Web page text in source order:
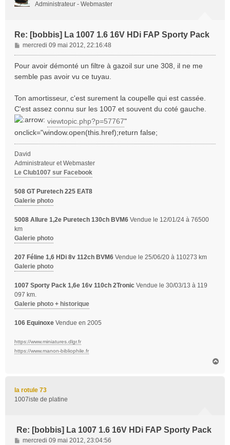
Administrateur - Webmaster
Re: [bobbis] La 1007 1.6 16V HDi FAP Sporty Pack
M
e
s
e
mercredi 09 mai 2012, 22:16:48
Pour avoir démonté un filtre à gazoil sur une 308, il ne me
semble pas avoir vu ce tuyau.
Ton amortisseur, c'est surement la coupelle qui est cassée.
C'est assez connu sur les 1007 et souvent du coté gauche.
viewtopic.php?p=57767"
onclick="window.open(this.href);return false;
David
Administrateur et Webmaster
Le Club1007 sur Facebook
508 GT Puretech 225 EAT8
Galerie photo
5008 Allure 1,2e Puretech 130ch BVM6 Vendue le 12/01/24 à 76500
km
Galerie photo
207 Féline 1,6 HDi 8v 112ch BVM6 Vendue le 25/06/20 à 110273 km
Galerie photo
1007 Sporty Pack 1,6e 16v 110ch 2Tronic Vendue le 30/03/13 à 119
097 km.
Galerie photo + historique
106 Equinoxe Vendue en 2005
https://www.miniatures.dlgr.fr
https://www.manon-bibliophile.fr
la rotule 73
1007iste de platine
Re: [bobbis] La 1007 1.6 16V HDi FAP Sporty Pack
M
mercredi 09 mai 2012, 23:04:56